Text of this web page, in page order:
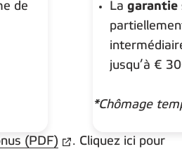
de
La garantie
jusqu’à €
*Chômage
(PDF) . Cliquez ici pour